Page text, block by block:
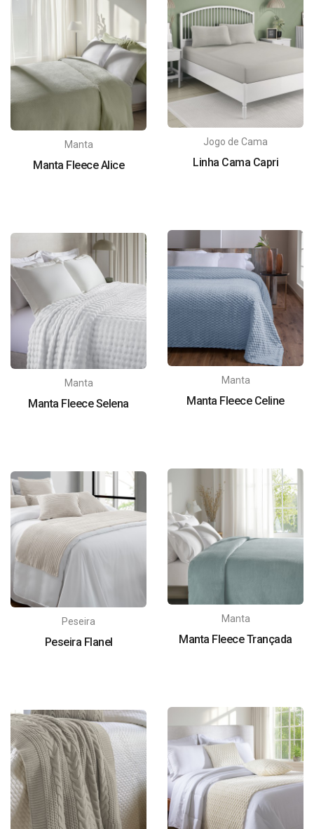
Jogo de Cama
Linha Cama Capri
Manta
Manta Fleece Alice
Manta
Manta Fleece Celine
Manta
Manta Fleece Selena
Manta
Manta Fleece Trançada
Peseira
Peseira Flanel